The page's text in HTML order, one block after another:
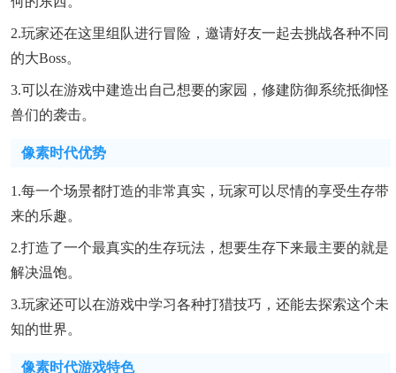
2.玩家还在这里组队进行冒险，邀请好友一起去挑战各种不同
的大boss。
3.可以在游戏中建造出自己想要的家园，修建防御系统抵御怪
兽们的袭击。
像素时代优势
1.每一个场景都打造的非常真实，玩家可以尽情的享受生存带
来的乐趣。
2.打造了一个最真实的生存玩法，想要生存下来最主要的就是
解决温饱。
3.玩家还可以在游戏中学习各种打猎技巧，还能去探索这个未
知的世界。
像素时代游戏特色